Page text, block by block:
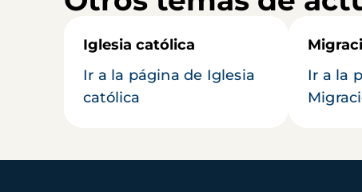
Iglesia católica
Ir a la página de Iglesia
católica
Ir a la